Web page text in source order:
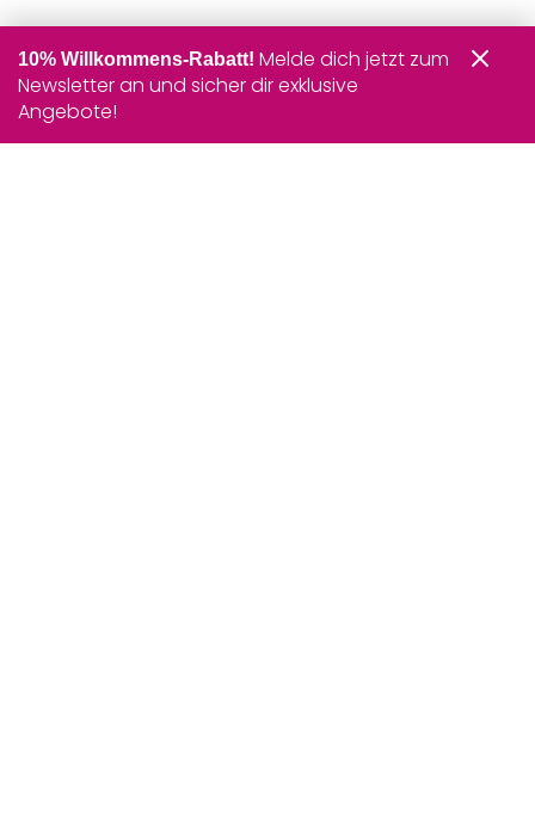
10% Willkommens-Rabatt! Melde dich jetzt zum
Newsletter an und sicher dir exklusive
Angebote!